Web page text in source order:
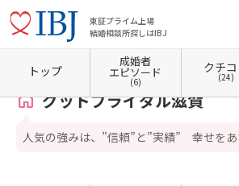
東証プライム上場
結婚相談所探しはIBJ
ホーム 滋賀県の結婚相談所 滋賀県東近江市 グッドブ
グッドブライダル滋賀
人気の強みは、”信頼”と”実績” 幸せをあ
トップ
成婚者
エピソード
(6)
クチ
(24)